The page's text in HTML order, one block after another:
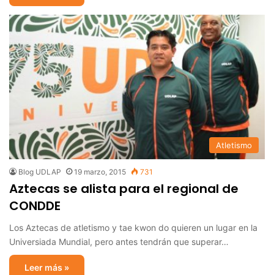
Atletismo
Blog UDLAP 19 marzo, 2015 731
Aztecas se alista para el regional de
CONDDE
Los Aztecas de atletismo y tae kwon do quieren un lugar en la
Universiada Mundial, pero antes tendrán que superar…
Leer más »